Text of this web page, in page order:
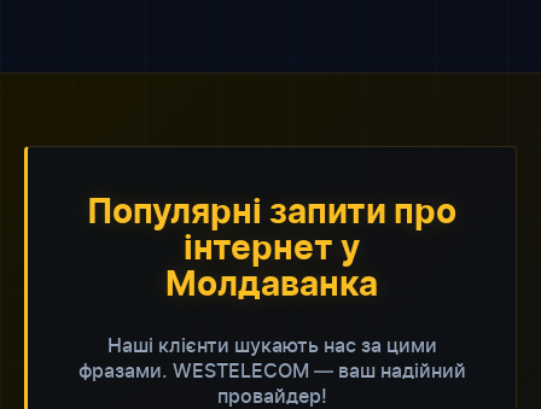
Популярні запити про
інтернет у
Молдаванка
Наші клієнти шукають нас за цими
фразами. WESTELECOM — ваш надійний
провайдер!